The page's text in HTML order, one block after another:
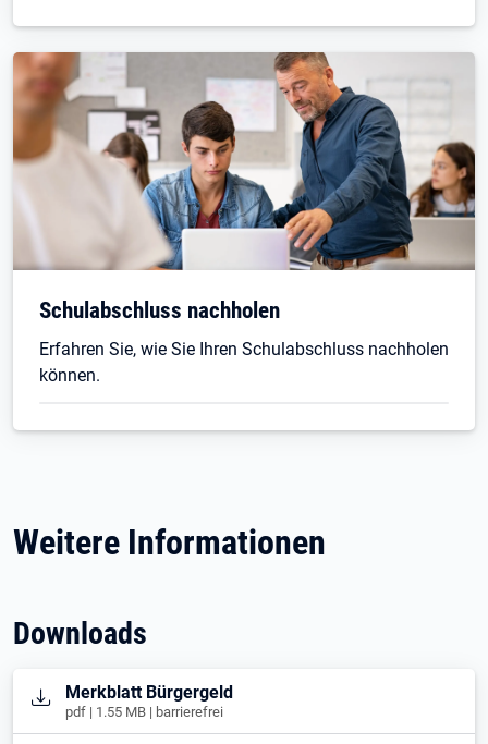
Schulabschluss nachholen
Erfahren Sie, wie Sie Ihren Schulabschluss nachholen
können.
Weitere Informationen
Downloads
Öffnet in neuem Tab
Merkblatt Bürgergeld
pdf | 1.55 MB | barrierefrei